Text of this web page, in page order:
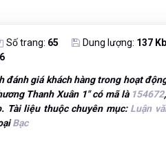
Số trang: 65 Dung lượng: 137 Kb
đánh giá khách hàng trong hoạt
Thanh Xuân 1" có mã là 154672
Tài liệu thuộc chuyên mục: Luận
Bạc